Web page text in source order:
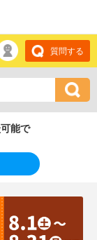
質問する
能で